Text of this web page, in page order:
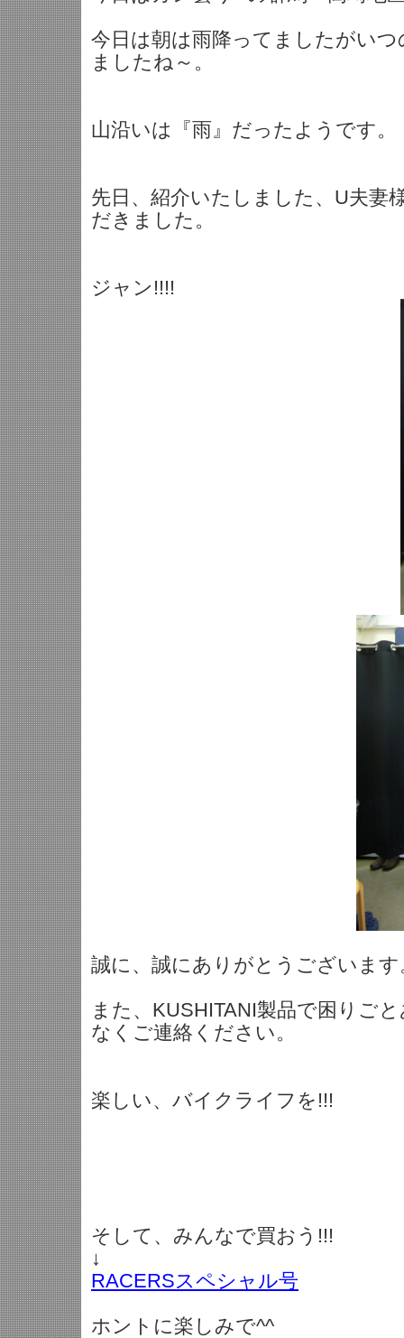
今日は朝は雨降ってましたがい
ましたね～。
山沿いは『雨』だったようです。
先日、紹介いたしました、U夫妻
だきました。
ジャン!!!!
誠に、誠にありがとうございます
また、KUSHITANI製品で困りご
なくご連絡ください。
楽しい、バイクライフを!!!
そして、みんなで買おう!!!
↓
RACERSスペシャル号
ホントに楽しみで^^